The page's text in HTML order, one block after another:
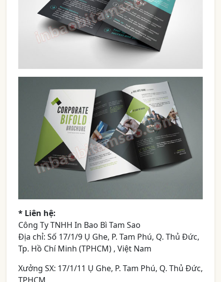
* Liên hệ:
Công Ty TNHH In Bao Bì Tam Sao
Địa chỉ: Số 17/1/9 Ụ Ghe, P. Tam Phú, Q. Thủ Đức,
Tp. Hồ Chí Minh (TPHCM) , Việt Nam
Xưởng SX: 17/1/11 Ụ Ghe, P. Tam Phú, Q. Thủ Đức,